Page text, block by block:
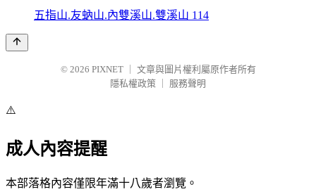
五指山.友蚋山.內雙溪山.雙溪山 114
© 2026 PIXNET
文章與圖片權利屬原作者所有
隱私權政策
服務聲明
⚠️
成人內容提醒
本部落格內容僅限年滿十八歲者瀏覽。